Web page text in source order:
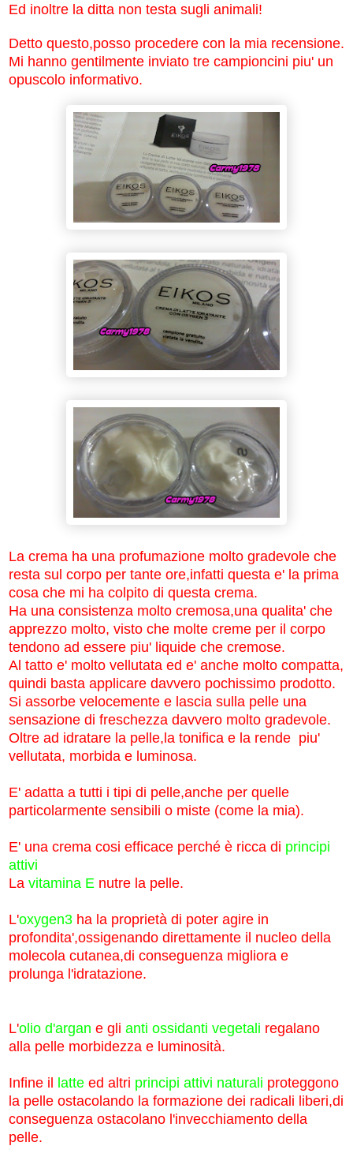
Ed inoltre la ditta non testa sugli animali!
Detto questo,posso procedere con la mia recensione.
Mi hanno gentilmente inviato tre campioncini piu' un
opuscolo informativo.
La crema ha una profumazione molto gradevole che
resta sul corpo per tante ore,infatti questa e' la prima
cosa che mi ha colpito di questa crema.
Ha una consistenza molto cremosa,una qualita' che
apprezzo molto, visto che molte creme per il corpo
tendono ad essere piu' liquide che cremose.
Al tatto e' molto vellutata ed e' anche molto compatta,
quindi basta applicare davvero pochissimo prodotto.
Si assorbe velocemente e lascia sulla pelle una
sensazione di freschezza davvero molto gradevole.
Oltre ad idratare la pelle,la tonifica e la rende piu'
vellutata, morbida e luminosa.
E' adatta a tutti i tipi di pelle,anche per quelle
particolarmente sensibili o miste (come la mia).
E' una crema cosi efficace perché è ricca di principi
attivi
La vitamina E nutre la pelle.
L'oxygen3 ha la proprietà di poter agire in
profondita',ossigenando direttamente il nucleo della
molecola cutanea,di conseguenza migliora e
prolunga l'idratazione.
L'olio d'argan e gli anti ossidanti vegetali regalano
alla pelle morbidezza e luminosità.
Infine il latte ed altri principi attivi naturali proteggono
la pelle ostacolando la formazione dei radicali liberi,di
conseguenza ostacolano l'invecchiamento della
pelle.